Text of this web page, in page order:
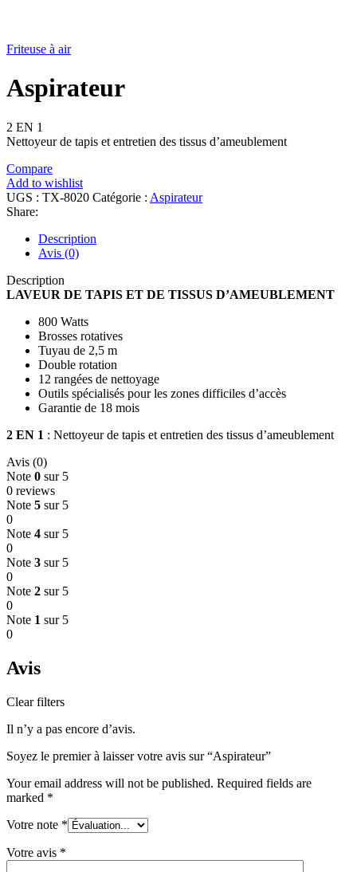
Friteuse à air
Aspirateur
2 EN 1
Nettoyeur de tapis et entretien des tissus d’ameublement
Compare
Add to wishlist
UGS : TX-8020 Catégorie : Aspirateur
Share:
Description
Avis (0)
Description
LAVEUR DE TAPIS ET DE TISSUS D’AMEUBLEMENT
800 Watts
Brosses rotatives
Tuyau de 2,5 m
Double rotation
12 rangées de nettoyage
Outils spécialisés pour les zones difficiles d’accès
Garantie de 18 mois
2 EN 1 : Nettoyeur de tapis et entretien des tissus d’ameublement
Avis (0)
Note 0 sur 5
0 reviews
Note 5 sur 5
0
Note 4 sur 5
0
Note 3 sur 5
0
Note 2 sur 5
0
Note 1 sur 5
0
Avis
Clear filters
Il n’y a pas encore d’avis.
Soyez le premier à laisser votre avis sur “Aspirateur”
Your email address will not be published. Required fields are
marked *
Votre note *
Votre avis *